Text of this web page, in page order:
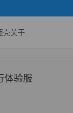
壳关于
体验服